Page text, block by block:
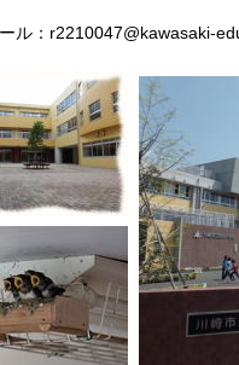
ル：r2210047@kawasaki-